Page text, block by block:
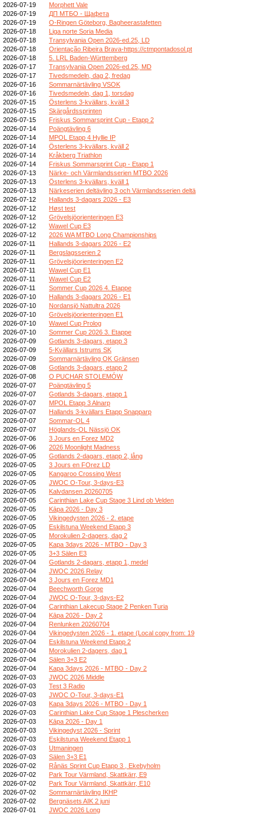
2026-07-19
Morphett Vale
2026-07-19
ДП МТБО - Щафета
2026-07-19
O-Ringen Göteborg, Bagheerastafetten
2026-07-18
Liga norte Soria Media
2026-07-18
Transylvania Open 2026-ed.25, LD
2026-07-18
Orientação Ribeira Brava-https://ctmpontadosol.pt
2026-07-18
5. LRL Baden-Württemberg
2026-07-17
Transylvania Open 2026-ed.25, MD
2026-07-17
Tivedsmedeln, dag 2, fredag
2026-07-16
Sommarnärtävling VSOK
2026-07-16
Tivedsmedeln, dag 1, torsdag
2026-07-15
Österlens 3-kvällars, kväll 3
2026-07-15
Skärgårdssprinten
2026-07-15
Friskus Sommarsprint Cup - Etapp 2
2026-07-14
Poängtävling 6
2026-07-14
MPOL Etapp 4 Hyllie IP
2026-07-14
Österlens 3-kvällars, kväll 2
2026-07-14
Kråkberg Triathlon
2026-07-14
Friskus Sommarsprint Cup - Etapp 1
2026-07-13
Närke- och Värmlandsserien MTBO 2026
2026-07-13
Österlens 3-kvällars, kväll 1
2026-07-13
Närkeserien deltävling 3 och Värmlandsserien deltä
2026-07-12
Hallands 3-dagars 2026 - E3
2026-07-12
Høst test
2026-07-12
Grövelsjöorienteringen E3
2026-07-12
Wawel Cup E3
2026-07-12
2026 WA MTBO Long Championships
2026-07-11
Hallands 3-dagars 2026 - E2
2026-07-11
Bergslagsserien 2
2026-07-11
Grövelsjöorienteringen E2
2026-07-11
Wawel Cup E1
2026-07-11
Wawel Cup E2
2026-07-11
Sommer Cup 2026 4. Etappe
2026-07-10
Hallands 3-dagars 2026 - E1
2026-07-10
Nordansjö Nattultra 2026
2026-07-10
Grövelsjöorienteringen E1
2026-07-10
Wawel Cup Prolog
2026-07-10
Sommer Cup 2026 3. Etappe
2026-07-09
Gotlands 3-dagars, etapp 3
2026-07-09
5-Kvällars Istrums SK
2026-07-09
Sommarnärtävling OK Gränsen
2026-07-08
Gotlands 3-dagars, etapp 2
2026-07-08
O PUCHAR STOLEMÓW
2026-07-07
Poängtävling 5
2026-07-07
Gotlands 3-dagars, etapp 1
2026-07-07
MPOL Etapp 3 Alnarp
2026-07-07
Hallands 3-kvällars Etapp Snapparp
2026-07-07
Sommar-OL 4
2026-07-07
Höglands-OL Nässjö OK
2026-07-06
3 Jours en Forez MD2
2026-07-06
2026 Moonlight Madness
2026-07-05
Gotlands 2-dagars, etapp 2, lång
2026-07-05
3 Jours en FOrez LD
2026-07-05
Kangaroo Crossing West
2026-07-05
JWOC O-Tour, 3-days-E3
2026-07-05
Kalvdansen 20260705
2026-07-05
Carinthian Lake Cup Stage 3 Lind ob Velden
2026-07-05
Kāpa 2026 - Day 3
2026-07-05
Vikingedysten 2026 - 2. etape
2026-07-05
Eskilstuna Weekend Etapp 3
2026-07-05
Morokulien 2-dagers, dag 2
2026-07-05
Kapa 3days 2026 - MTBO - Day 3
2026-07-05
3+3 Sälen E3
2026-07-04
Gotlands 2-dagars, etapp 1, medel
2026-07-04
JWOC 2026 Relay
2026-07-04
3 Jours en Forez MD1
2026-07-04
Beechworth Gorge
2026-07-04
JWOC O-Tour, 3-days-E2
2026-07-04
Carinthian Lakecup Stage 2 Penken Turia
2026-07-04
Kāpa 2026 - Day 2
2026-07-04
Renlunken 20260704
2026-07-04
Vikingedysten 2026 - 1. etape (Local copy from: 19
2026-07-04
Eskilstuna Weekend Etapp 2
2026-07-04
Morokulien 2-dagers, dag 1
2026-07-04
Sälen 3+3 E2
2026-07-04
Kapa 3days 2026 - MTBO - Day 2
2026-07-03
JWOC 2026 Middle
2026-07-03
Test 3 Radio
2026-07-03
JWOC O-Tour, 3-days-E1
2026-07-03
Kapa 3days 2026 - MTBO - Day 1
2026-07-03
Carinthian Lake Cup Stage 1 Plescherken
2026-07-03
Kāpa 2026 - Day 1
2026-07-03
Vikingedyst 2026 - Sprint
2026-07-03
Eskilstuna Weekend Etapp 1
2026-07-03
Utmaningen
2026-07-03
Sälen 3+3 E1
2026-07-02
Rånäs Sprint Cup Etapp 3 , Ekebyholm
2026-07-02
Park Tour Värmland, Skattkärr, E9
2026-07-02
Park Tour Värmland, Skattkärr, E10
2026-07-02
Sommarnärtävling IKHP
2026-07-02
Bergnäsets AIK 2 juni
2026-07-01
JWOC 2026 Long